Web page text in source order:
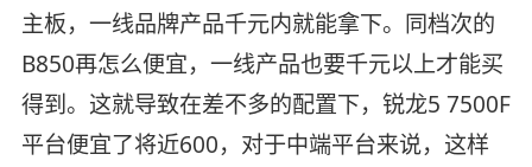
主板，一线品牌产品千元内就能拿下。同档次的
B850再怎么便宜，一线产品也要千元以上才能买
得到。这就导致在差不多的配置下，锐龙5 7500F
平台便宜了将近600，对于中端平台来说，这样